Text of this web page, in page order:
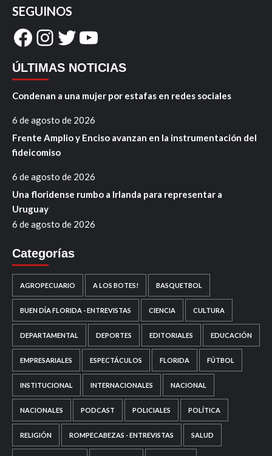
SEGUINOS
Facebook
Instagram
Twitter
YouTube
ÚLTIMAS NOTICIAS
Condenan a una mujer por estafas en redes sociales
6 de agosto de 2026
Frente Amplio y Enciso avanzan en la instrumentación del
fideicomiso
6 de agosto de 2026
Una floridense rumbo a Irlanda para representar a
Uruguay
6 de agosto de 2026
Categorías
AGROPECUARIO A LOS BOTES! BASQUETBOL
BUEN DÍA FLORIDA - ENTREVISTAS CIENCIA CULTURA
DEPARTAMENTAL DEPORTES EDITORIALES EDUCACIÓN
EMPRESARIALES ESPECTÁCULOS FLORIDA FÚTBOL
INSTITUCIONAL INTERNACIONALES NACIONAL
NACIONALES PODCAST POLICIALES POLÍTICA
RELIGIÓN ROMPECABEZAS - ENTREVISTAS SALUD